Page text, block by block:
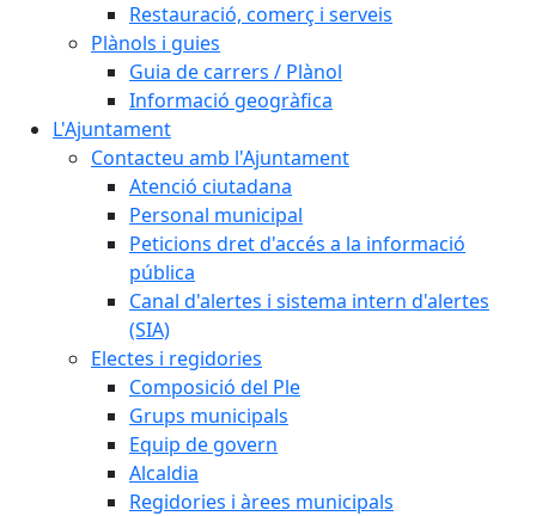
Restauració, comerç i serveis
Plànols i guies
Guia de carrers / Plànol
Informació geogràfica
L'Ajuntament
Contacteu amb l'Ajuntament
Atenció ciutadana
Personal municipal
Peticions dret d'accés a la informació
pública
Canal d'alertes i sistema intern d'alertes
(SIA)
Electes i regidories
Composició del Ple
Grups municipals
Equip de govern
Alcaldia
Regidories i àrees municipals